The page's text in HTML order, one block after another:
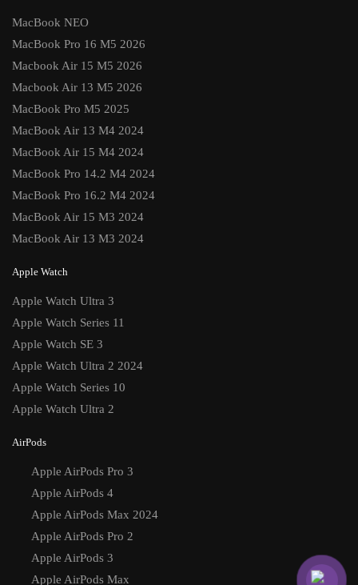
MacBook NEO
MacBook Pro 16 M5 2026
Macbook Air 15 M5 2026
Macbook Air 13 M5 2026
MacBook Pro M5 2025
MacBook Air 13 M4 2024
MacBook Air 15 M4 2024
MacBook Pro 14.2 M4 2024
MacBook Pro 16.2 M4 2024
MacBook Air 15 M3 2024
MacBook Air 13 M3 2024
Apple Watch
Apple Watch Ultra 3
Apple Watch Series 11
Apple Watch SE 3
Apple Watch Ultra 2 2024
Apple Watch Series 10
Apple Watch Ultra 2
AirPods
Apple AirPods Pro 3
Apple AirPods 4
Apple AirPods Max 2024
Apple AirPods Pro 2
Apple AirPods 3
Apple AirPods Max